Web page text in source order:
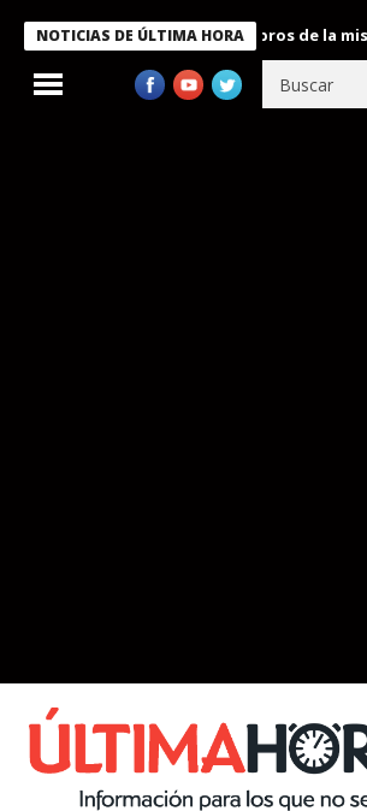
NOTICIAS DE ÚLTIMA HORA
Bukele condecora a miembros de la